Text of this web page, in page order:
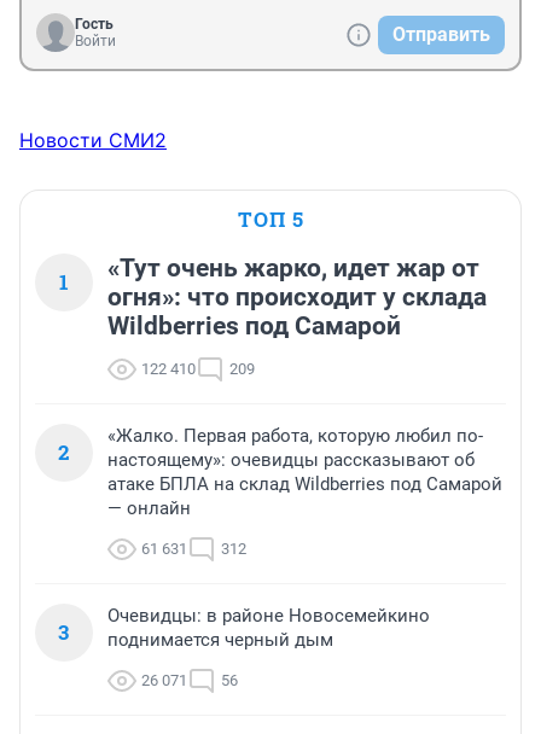
Гость
Войти
Отправить
Новости СМИ2
ТОП 5
1
«Тут очень жарко, идет жар от
огня»: что происходит у склада
Wildberries под Самарой
122 410 209
2
«Жалко. Первая работа, которую любил по-
настоящему»: очевидцы рассказывают об
атаке БПЛА на склад Wildberries под Самарой
— онлайн
61 631 312
3
Очевидцы: в районе Новосемейкино
поднимается черный дым
26 071 56